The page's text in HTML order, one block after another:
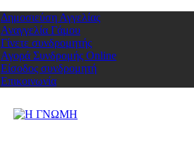
Δημοσιεύση Αγγελίας
Αναγγελία Γάμου
Γίνετε συνδρομητής
Αγορά Συνδρομής Online
Είσοδος συνδρομητή
Επικοινωνία